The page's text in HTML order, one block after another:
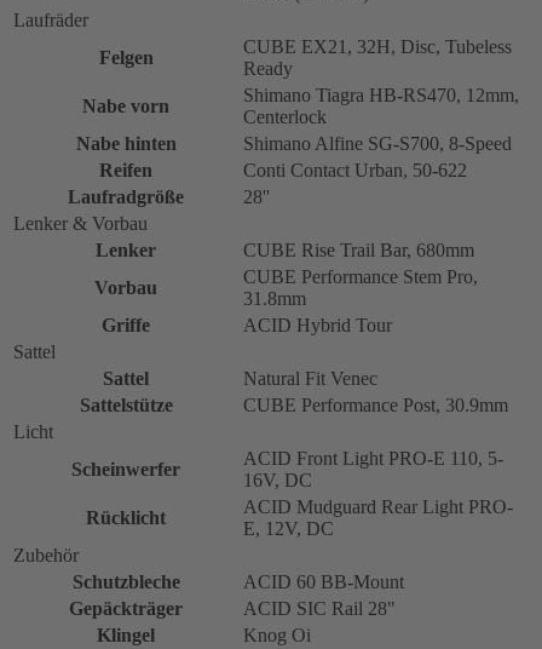
Laufräder
Felgen
CUBE EX21, 32H, Disc, Tubeless
Ready
Nabe vorn
Shimano Tiagra HB-RS470, 12mm,
Centerlock
Nabe hinten
Shimano Alfine SG-S700, 8-Speed
Reifen
Conti Contact Urban, 50-622
Laufradgröße
28''
Lenker & Vorbau
Lenker
CUBE Rise Trail Bar, 680mm
Vorbau
CUBE Performance Stem Pro,
31.8mm
Griffe
ACID Hybrid Tour
Sattel
Sattel
Natural Fit Venec
Sattelstütze
CUBE Performance Post, 30.9mm
Licht
Scheinwerfer
ACID Front Light PRO-E 110, 5-
16V, DC
Rücklicht
ACID Mudguard Rear Light PRO-
E, 12V, DC
Zubehör
Schutzbleche
ACID 60 BB-Mount
Gepäckträger
ACID SIC Rail 28"
Klingel
Knog Oi